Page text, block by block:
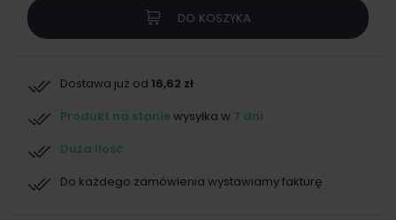
DO KOSZYKA
Dostawa już od 16,62 zł
Produkt na staniewysyłka w 7 dni
Duża ilość
Do każdego zamówienia wystawiamy fakturę